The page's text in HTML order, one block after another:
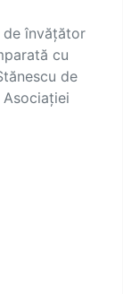
de învățător
cu
de